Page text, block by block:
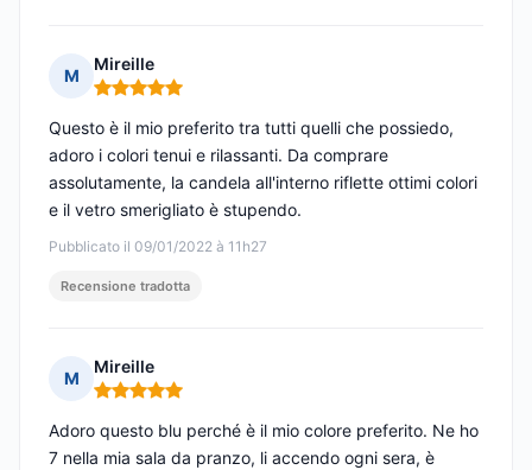
M
Mireille
Nota: 5 su 5
Pubblicato il 09/01/2022 à 11h27
Questo è il mio preferito tra tutti quelli che possiedo,
adoro i colori tenui e rilassanti. Da comprare
assolutamente, la candela all'interno riflette ottimi colori
e il vetro smerigliato è stupendo.
Recensione tradotta
M
Mireille
Nota: 5 su 5
Adoro questo blu perché è il mio colore preferito. Ne ho
7 nella mia sala da pranzo, li accendo ogni sera, è